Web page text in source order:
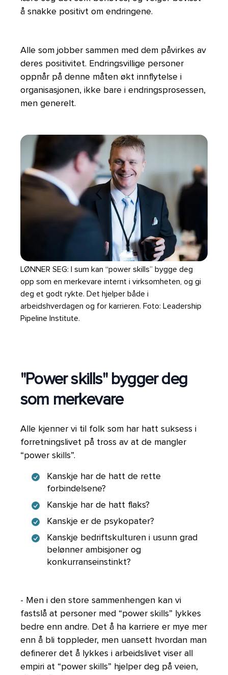
å snakke positivt om endringene.
Alle som jobber sammen med dem påvirkes av
deres positivitet. Endringsvillige personer
oppnår på denne måten økt innflytelse i
organisasjonen, ikke bare i endringsprosessen,
men generelt.
LØNNER SEG: I sum kan “power skills” bygge deg
opp som en merkevare internt i virksomheten, og gi
deg et godt rykte. Det hjelper både i
arbeidshverdagen og for karrieren. Foto: Leadership
Pipeline Institute.
"Power skills" bygger deg
som merkevare
Alle kjenner vi til folk som har hatt suksess i
forretningslivet på tross av at de mangler
“power skills”.
Kanskje har de hatt de rette
forbindelsene?
Kanskje har de hatt flaks?
Kanskje er de psykopater?
Kanskje bedriftskulturen i usunn grad
belønner ambisjoner og
konkurranseinstinkt?
- Men i den store sammenhengen kan vi
fastslå at personer med “power skills” lykkes
bedre enn andre. Det å ha karriere er mye mer
enn å bli toppleder, men uansett hvordan man
definerer det å lykkes i arbeidslivet viser all
empiri at “power skills” hjelper deg på veien,